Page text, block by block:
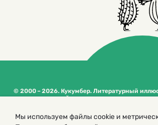
© 2000 – 2026. Кукумбер. Литературный
журнал для детей
сайта
Мы используем файлы cookie и